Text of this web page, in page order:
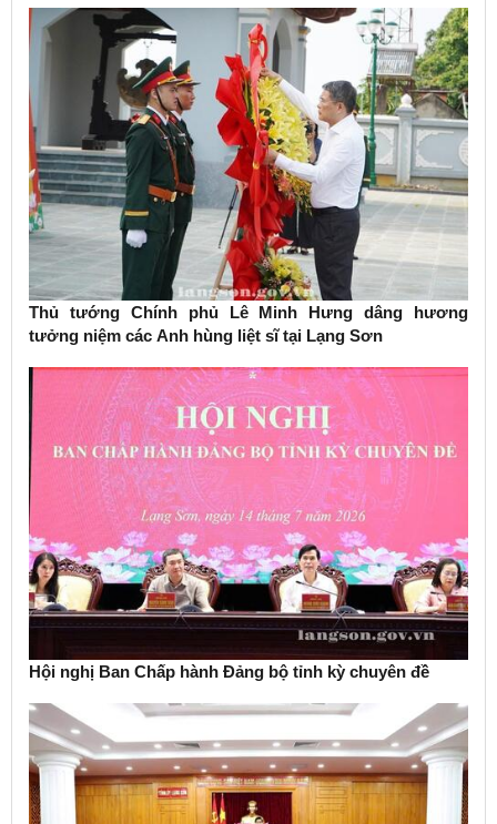
Thủ tướng Chính phủ Lê Minh Hưng dâng hương
tưởng niệm các Anh hùng liệt sĩ tại Lạng Sơn
Hội nghị Ban Chấp hành Đảng bộ tỉnh kỳ chuyên đề